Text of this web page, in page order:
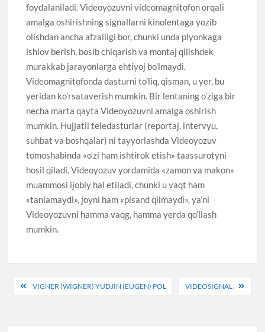
foydalaniladi. Videoyozuvni videomagnitofon orqali
amalga oshirishning signallarni kinolentaga yozib
olishdan ancha afzalligi bor, chunki unda plyonkaga
ishlov berish, bosib chiqarish va montaj qilishdek
murakkab jarayonlarga ehtiyoj bo’lmaydi.
Videomagnitofonda dasturni to’liq, qisman, u yer, bu
yeridan ko’rsataverish mumkin. Bir lentaning o’ziga bir
necha marta qayta Videoyozuvni amalga oshirish
mumkin. Hujjatli teledasturlar (reportaj, intervyu,
suhbat va boshqalar) ni tayyorlashda Videoyozuv
tomoshabinda «o’zi ham ishtirok etish» taassurotyni
hosil qiladi. Videoyozuv yordamida «zamon va makon»
muammosi ijobiy hal etiladi, chunki u vaqt ham
«tanlamaydi», joyni ham «pisand qilmaydi», ya’ni
Videoyozuvni hamma vaqg, hamma yerda qo’llash
mumkin.
PostVIGNER (WIGNER) YUDJIN (EUGEN) POL VIDEOSIGNAL